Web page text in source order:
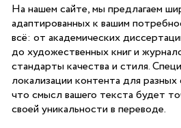
На нашем сайте, мы предлагаем
адаптированных к вашим
всё: от академических
до художественных книг и
стандарты качества и стиля.
локализации контента для
что смысл вашего текста будет
своей уникальности в переводе.